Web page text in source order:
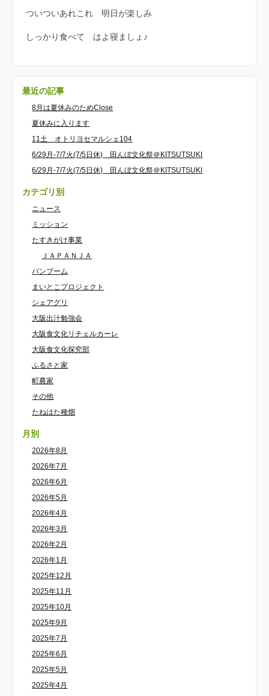
ついついあれこれ 明日が楽しみ
しっかり食べて はよ寝ましょ♪
最近の記事
8月は夏休みのためClose
夏休みに入ります
11土 オトリヨセマルシェ104
6/29月-7/7火(7/5日休) 田んぼ文化祭＠KITSUTSUKI
6/29月-7/7火(7/5日休) 田んぼ文化祭＠KITSUTSUKI
カテゴリ別
ニュース
ミッション
たすきがけ事業
ＪＡＰＡＮＪＡ
バンブーム
まいとこプロジェクト
シェアグリ
大阪出汁勉強会
大阪食文化リチェルカーレ
大阪食文化探究部
ふるさと家
町農家
その他
たねはた種畑
月別
2026年8月
2026年7月
2026年6月
2026年5月
2026年4月
2026年3月
2026年2月
2026年1月
2025年12月
2025年11月
2025年10月
2025年9月
2025年7月
2025年6月
2025年5月
2025年4月